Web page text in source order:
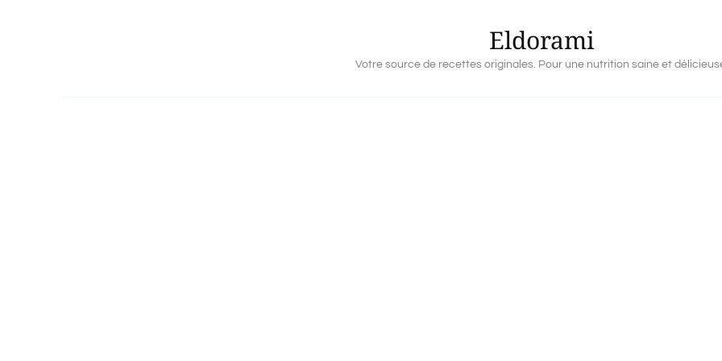
Eldorami
Votre source de recettes originales. Pour une nutrition saine et